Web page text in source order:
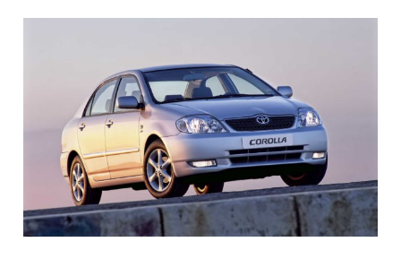
Auto
nemusí
vrak.
Tohle
jsou
nejrozumnější
ojetiny,
které
vás
nezruinují